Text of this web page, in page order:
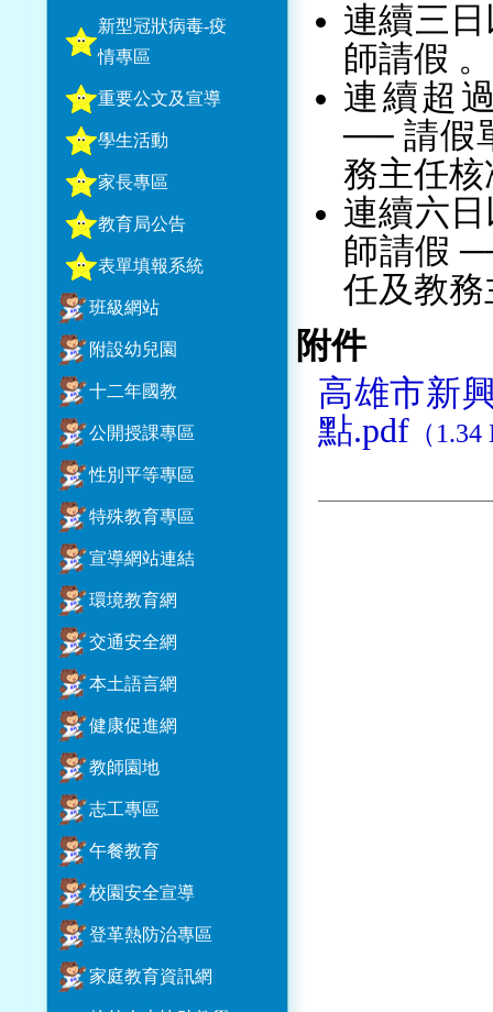
新型冠狀病毒-疫
情專區
重要公文及宣導
學生活動
家長專區
教育局公告
表單填報系統
班級網站
附設幼兒園
十二年國教
公開授課專區
性別平等專區
特殊教育專區
宣導網站連結
環境教育網
交通安全網
本土語言網
健康促進網
教師園地
志工專區
午餐教育
校園安全宣導
登革熱防治專區
家庭教育資訊網
連續三
師請假 。
連續超
── 請假
務主任核
連續六
師請假
任及教
附件
高雄市新
點.pdf （